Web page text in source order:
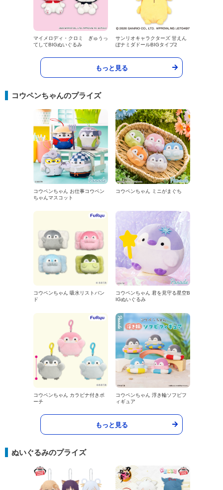
マイメロディ・クロミ ぎゅうっ
てしてBIGぬいぐるみ
サンリオキャラクターズ 甘えん
ぼナミダドールBIGタイプ2
もっと見る
コウペンちゃんのプライズ
コウペンちゃん お仕事コウペン
ちゃんマスコット
コウペンちゃん ミニがまぐち
コウペンちゃん 吸水リストバン
ド
コウペンちゃん 君を見守る星空B
IGぬいぐるみ
コウペンちゃん カラビナ付きポ
ーチ
コウペンちゃん 浮き輪ソフビフ
ィギュア
もっと見る
ぬいぐるみのプライズ